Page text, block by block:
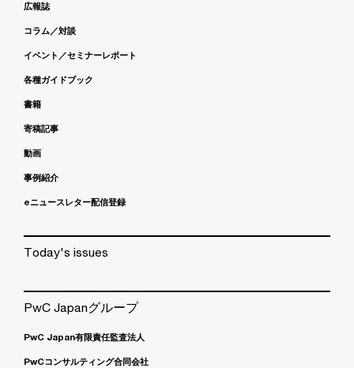
広報誌
コラム／対談
イベント／セミナーレポート
各種ガイドブック
書籍
寄稿記事
動画
事例紹介
eニュースレター配信登録
Today's issues
PwC Japanグループ
PwC Japan有限責任監査法人
PwCコンサルティング合同会社